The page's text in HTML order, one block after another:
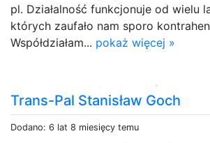
pl. Działalność funkcjonuje od wielu
których zaufało nam sporo
Współdziałam... pokaż więcej »
Trans-Pal Stanisław Goch
Dodano: 6 lat 8 miesięcy temu